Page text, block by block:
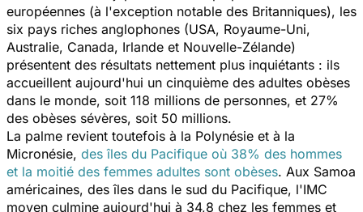
européennes (à l'exception notable des Britanniques), les
six pays riches anglophones (USA, Royaume-Uni,
Australie, Canada, Irlande et Nouvelle-Zélande)
présentent des résultats nettement plus inquiétants : ils
accueillent aujourd'hui un cinquième des adultes obèses
dans le monde, soit 118 millions de personnes, et 27%
des obèses sévères, soit 50 millions.
La palme revient toutefois à la Polynésie et à la
Micronésie, des îles du Pacifique où 38% des hommes
et la moitié des femmes adultes sont obèses. Aux Samoa
américaines, des îles dans le sud du Pacifique, l'IMC
moyen culmine aujourd'hui à 34,8 chez les femmes et